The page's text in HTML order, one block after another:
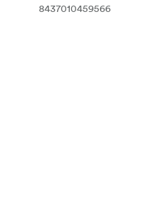
8437010459566